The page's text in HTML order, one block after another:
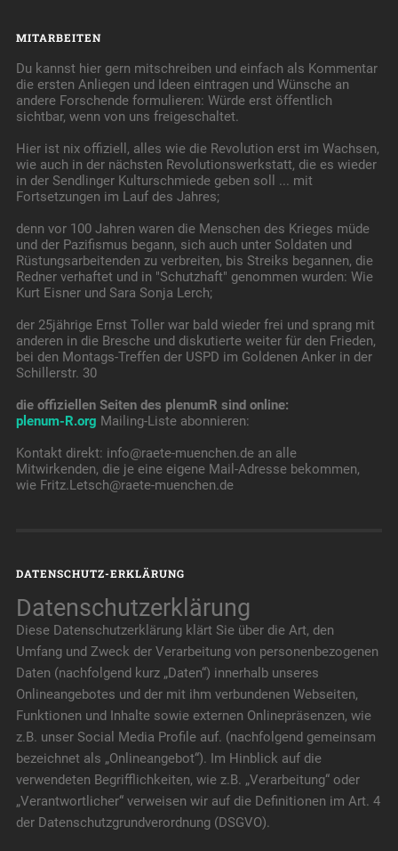
MITARBEITEN
Du kannst hier gern mitschreiben und einfach als Kommentar
die ersten Anliegen und Ideen eintragen und Wünsche an
andere Forschende formulieren: Würde erst öffentlich
sichtbar, wenn von uns freigeschaltet.
Hier ist nix offiziell, alles wie die Revolution erst im Wachsen,
wie auch in der nächsten Revolutionswerkstatt, die es wieder
in der Sendlinger Kulturschmiede geben soll ... mit
Fortsetzungen im Lauf des Jahres;
denn vor 100 Jahren waren die Menschen des Krieges müde
und der Pazifismus begann, sich auch unter Soldaten und
Rüstungsarbeitenden zu verbreiten, bis Streiks begannen, die
Redner verhaftet und in "Schutzhaft" genommen wurden: Wie
Kurt Eisner und Sara Sonja Lerch;
der 25jährige Ernst Toller war bald wieder frei und sprang mit
anderen in die Bresche und diskutierte weiter für den Frieden,
bei den Montags-Treffen der USPD im Goldenen Anker in der
Schillerstr. 30
die offiziellen Seiten des plenumR sind online:
plenum-R.org Mailing-Liste abonnieren:
Kontakt direkt: info@raete-muenchen.de an alle
Mitwirkenden, die je eine eigene Mail-Adresse bekommen,
wie Fritz.Letsch@raete-muenchen.de
DATENSCHUTZ-ERKLÄRUNG
Datenschutzerklärung
Diese Datenschutzerklärung klärt Sie über die Art, den
Umfang und Zweck der Verarbeitung von personenbezogenen
Daten (nachfolgend kurz „Daten“) innerhalb unseres
Onlineangebotes und der mit ihm verbundenen Webseiten,
Funktionen und Inhalte sowie externen Onlinepräsenzen, wie
z.B. unser Social Media Profile auf. (nachfolgend gemeinsam
bezeichnet als „Onlineangebot“). Im Hinblick auf die
verwendeten Begrifflichkeiten, wie z.B. „Verarbeitung“ oder
„Verantwortlicher“ verweisen wir auf die Definitionen im Art. 4
der Datenschutzgrundverordnung (DSGVO).